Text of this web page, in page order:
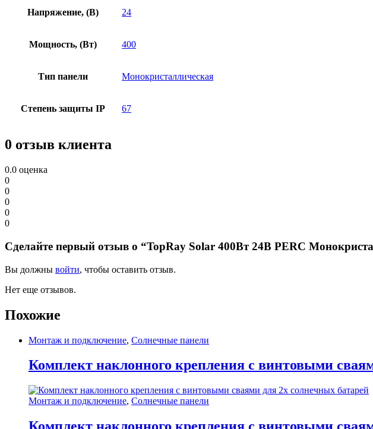
Напряжение, (В) 24
Мощность, (Вт) 400
Тип панели Монокристаллическая
Степень защиты IP 67
0 отзыв клиента
0.0 оценка
0
0
0
0
0
Сделайте первый отзыв о “TopRay Solar 400Вт 24В PERC
Вы должны войти, чтобы оставить отзыв.
Нет еще отзывов.
Похожие
Монтаж и подключение, Солнечные панели
Комплект наклонного крепления с винтовыми
Монтаж и подключение, Солнечные панели